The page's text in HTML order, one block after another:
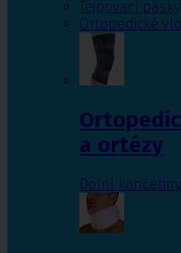
Tejpovací pásky
Ortopedické
a ortézy
Dolní končetiny,